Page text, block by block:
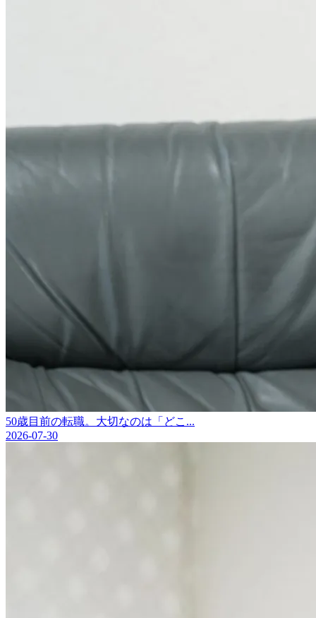
50歳目前の転職。大切なのは「どこ...
2026-07-30